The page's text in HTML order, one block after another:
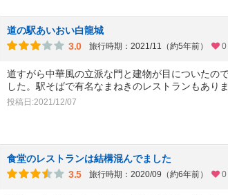
道の駅あいおい白龍城
3.0
旅行時期：2021/11（約5年前） 0
道すがら中華風の立派な門と建物が目についたの
した。駅そばで有名なまねきのレストランもあり
投稿日:2021/12/07
食堂のレストランは結構混んでました
3.5
旅行時期：2020/09（約6年前） 0